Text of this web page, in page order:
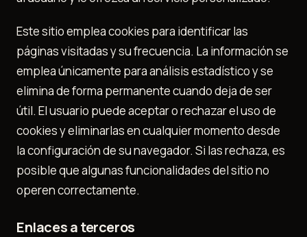
Este sitio emplea cookies para identificar las
páginas visitadas y su frecuencia. La información se
emplea únicamente para análisis estadístico y se
elimina de forma permanente cuando deja de ser
útil. El usuario puede aceptar o rechazar el uso de
cookies y eliminarlas en cualquier momento desde
la configuración de su navegador. Si las rechaza, es
posible que algunas funcionalidades del sitio no
operen correctamente.
Enlaces a terceros